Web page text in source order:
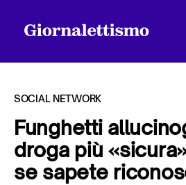
Tutti gli articoli
SOCIAL NETWORK
Funghetti
droga più
se sapete